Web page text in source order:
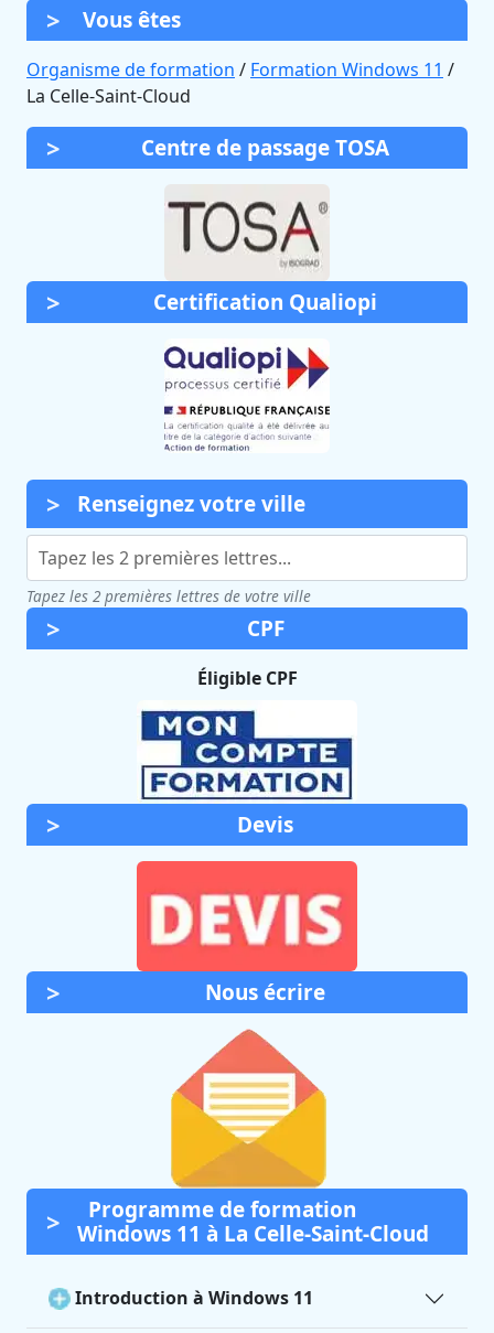
Vous êtes
Organisme de formation / Formation Windows 11 /
La Celle-Saint-Cloud
Centre de passage TOSA
Certification Qualiopi
Renseignez votre ville
Tapez les 2 premières lettres de votre ville
CPF
Éligible CPF
Devis
Nous écrire
Programme de formation
Windows 11 à La Celle-Saint-Cloud
Introduction à Windows 11